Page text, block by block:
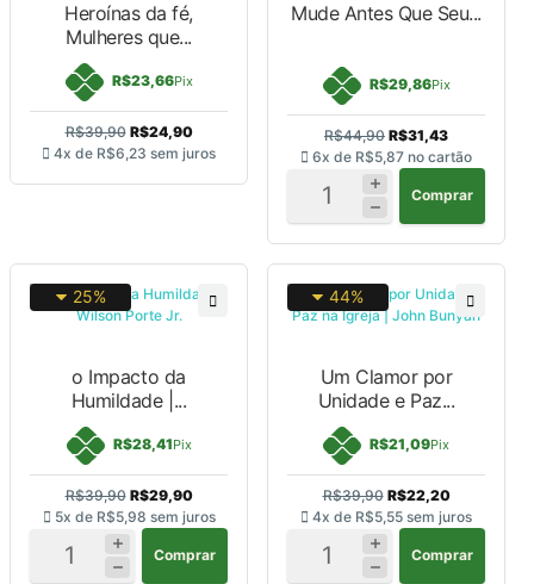
Heroínas da fé,
Mulheres que...
R$23,66Pix
R$39,90 R$24,90
4x de R$6,23 sem juros
Mude Antes Que Seu...
R$29,86Pix
R$44,90 R$31,43
6x de R$5,87 no cartão
Comprar
25%
o Impacto da
Humildade |...
R$28,41Pix
R$39,90 R$29,90
5x de R$5,98 sem juros
Comprar
44%
Um Clamor por
Unidade e Paz...
R$21,09Pix
R$39,90 R$22,20
4x de R$5,55 sem juros
Comprar